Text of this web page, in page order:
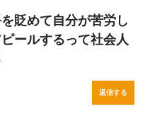
貶めて自分が苦労し
ールするって社会人
返信する